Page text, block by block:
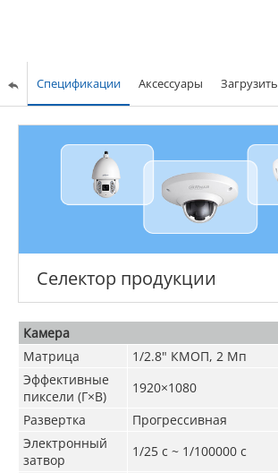
Спецификации Аксессуары Загрузить
Селектор продукции
Камера
Матрица
1/2.8" КМОП, 2 Мп
Эффективные
пиксели (Г×В)
1920×1080
Развертка
Прогрессивная
Электронный
затвор
1/25 с ~ 1/100000 с